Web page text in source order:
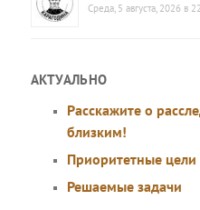
Среда, 5 августа, 2026 в
АКТУАЛЬНО
Расскажите о
близким!
Приоритетные
Решаемые задачи